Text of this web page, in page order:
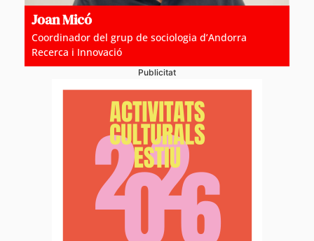
Joan Micó
Coordinador del grup de sociologia d’Andorra
Recerca i Innovació
Publicitat